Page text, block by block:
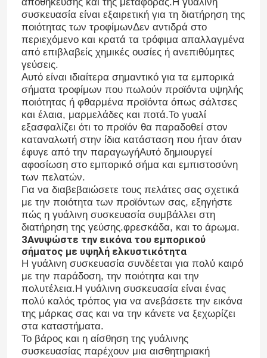
Αρχική Σελίδα
Προϊόντα
Σχετικά με εμάς
συσκευασία είναι εξαιρετική για τη διατήρηση της
ποιότητας των τροφίμωνΔεν αντιδρά στο
περιεχόμενο και κρατά τα τρόφιμα απαλλαγμένα
από επιβλαβείς χημικές ουσίες ή ανεπιθύμητες
γεύσεις.
Αυτό είναι ιδιαίτερα σημαντικό για τα εμπορικά
σήματα τροφίμων που πωλούν προϊόντα υψηλής
ποιότητας ή φθαρμένα προϊόντα όπως σάλτσες
και έλαια, μαρμελάδες και ποτά.Το γυαλί
εξασφαλίζει ότι το προϊόν θα παραδοθεί στον
καταναλωτή στην ίδια κατάσταση που ήταν όταν
έφυγε από την παραγωγήΑυτό δημιουργεί
αφοσίωση στο εμπορικό σήμα και εμπιστοσύνη
των πελατών.
Για να διαβεβαιώσετε τους πελάτες σας σχετικά
με την ποιότητα των προϊόντων σας, εξηγήστε
πώς η γυάλινη συσκευασία συμβάλλει στη
διατήρηση της γεύσης.φρεσκάδα, και το άρωμα.
3Ανυψώστε την εικόνα του εμπορικού
σήματος με υψηλή ελκυστικότητα
Η γυάλινη συσκευασία συνδέεται για πολύ καιρό
με την παράδοση, την ποιότητα και την
πολυτέλεια.Η γυάλινη συσκευασία είναι ένας
πολύ καλός τρόπος για να ανεβάσετε την εικόνα
της μάρκας σας και να την κάνετε να ξεχωρίζει
στα καταστήματα.
Το βάρος και η αίσθηση της γυάλινης
συσκευασίας παρέχουν μια αισθητηριακή